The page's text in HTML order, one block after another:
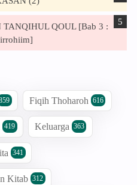
QOUL [Bab 3 :
Fiqih Thoharoh 616
419 Keluarga 363
341
Kitab 312